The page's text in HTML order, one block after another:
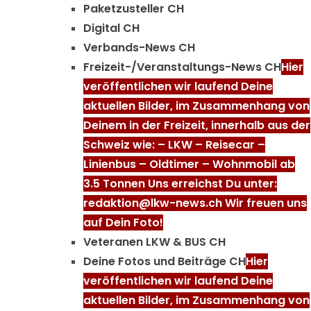
Paketzusteller CH
Digital CH
Verbands-News CH
Freizeit-/Veranstaltungs-News CHHier
veröffentlichen wir laufend Deine
aktuellen Bilder, im Zusammenhang von
Deinem in der Freizeit, innerhalb aus der
Schweiz wie: – LKW – Reisecar –
Linienbus – Oldtimer – Wohnmobil ab
3.5 Tonnen Uns erreichst Du unter:
redaktion@lkw-news.ch Wir freuen uns
auf Dein Foto!
Veteranen LKW & BUS CH
Deine Fotos und Beiträge CHHier
veröffentlichen wir laufend Deine
aktuellen Bilder, im Zusammenhang von